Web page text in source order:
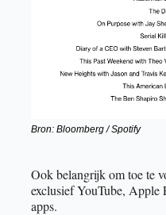
Bron: Bloomberg / Spotify
Ook belangrijk om toe te
exclusief YouTube, Apple
apps.